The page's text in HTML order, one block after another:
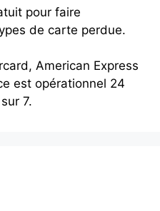
pour faire
de carte perdue.
American Express
est opérationnel 24
7.